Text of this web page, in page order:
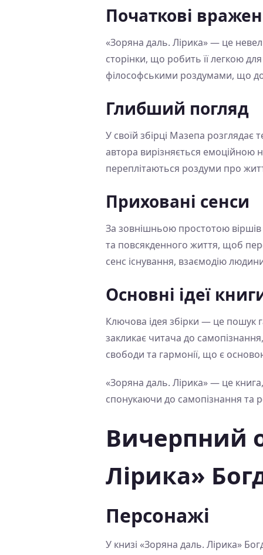
Початкові
«Зоряна даль. Лірика» — це
сторінки, що робить її легкою
філософськими роздумами, що
Глибший погляд
У своїй збірці Мазепа
автора вирізняється емоційною
переплітаються роздуми про
Приховані сенси
За зовнішньою простотою
та повсякденного життя, щоб
сенс існування, взаємодію
Основні ідеї
Ключова ідея збірки — це пошук
закликає читача до
свободи та гармонії, що є
«Зоряна даль. Лірика» — це
спонукаючи до самопізнання та
Вичерпний
Лірика»
Персонажі
У книзі «Зоряна даль. Лірика»